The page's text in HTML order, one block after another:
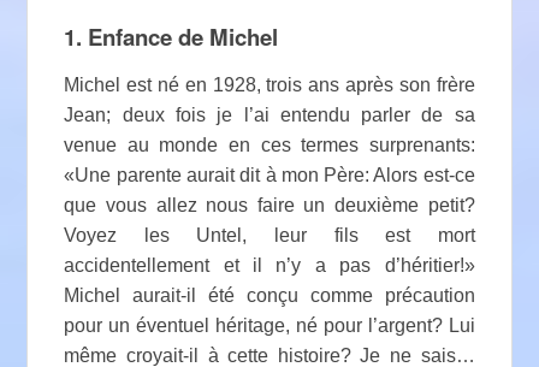
1. Enfance de Michel
Michel est né en 1928, trois ans après son frère
Jean; deux fois je l’ai entendu parler de sa
venue au monde en ces termes surprenants:
«Une parente aurait dit à mon Père: Alors est-ce
que vous allez nous faire un deuxième petit?
Voyez les Untel, leur fils est mort
accidentellement et il n’y a pas d’héritier!»
Michel aurait-il été conçu comme précaution
pour un éventuel héritage, né pour l’argent? Lui
même croyait-il à cette histoire? Je ne sais…